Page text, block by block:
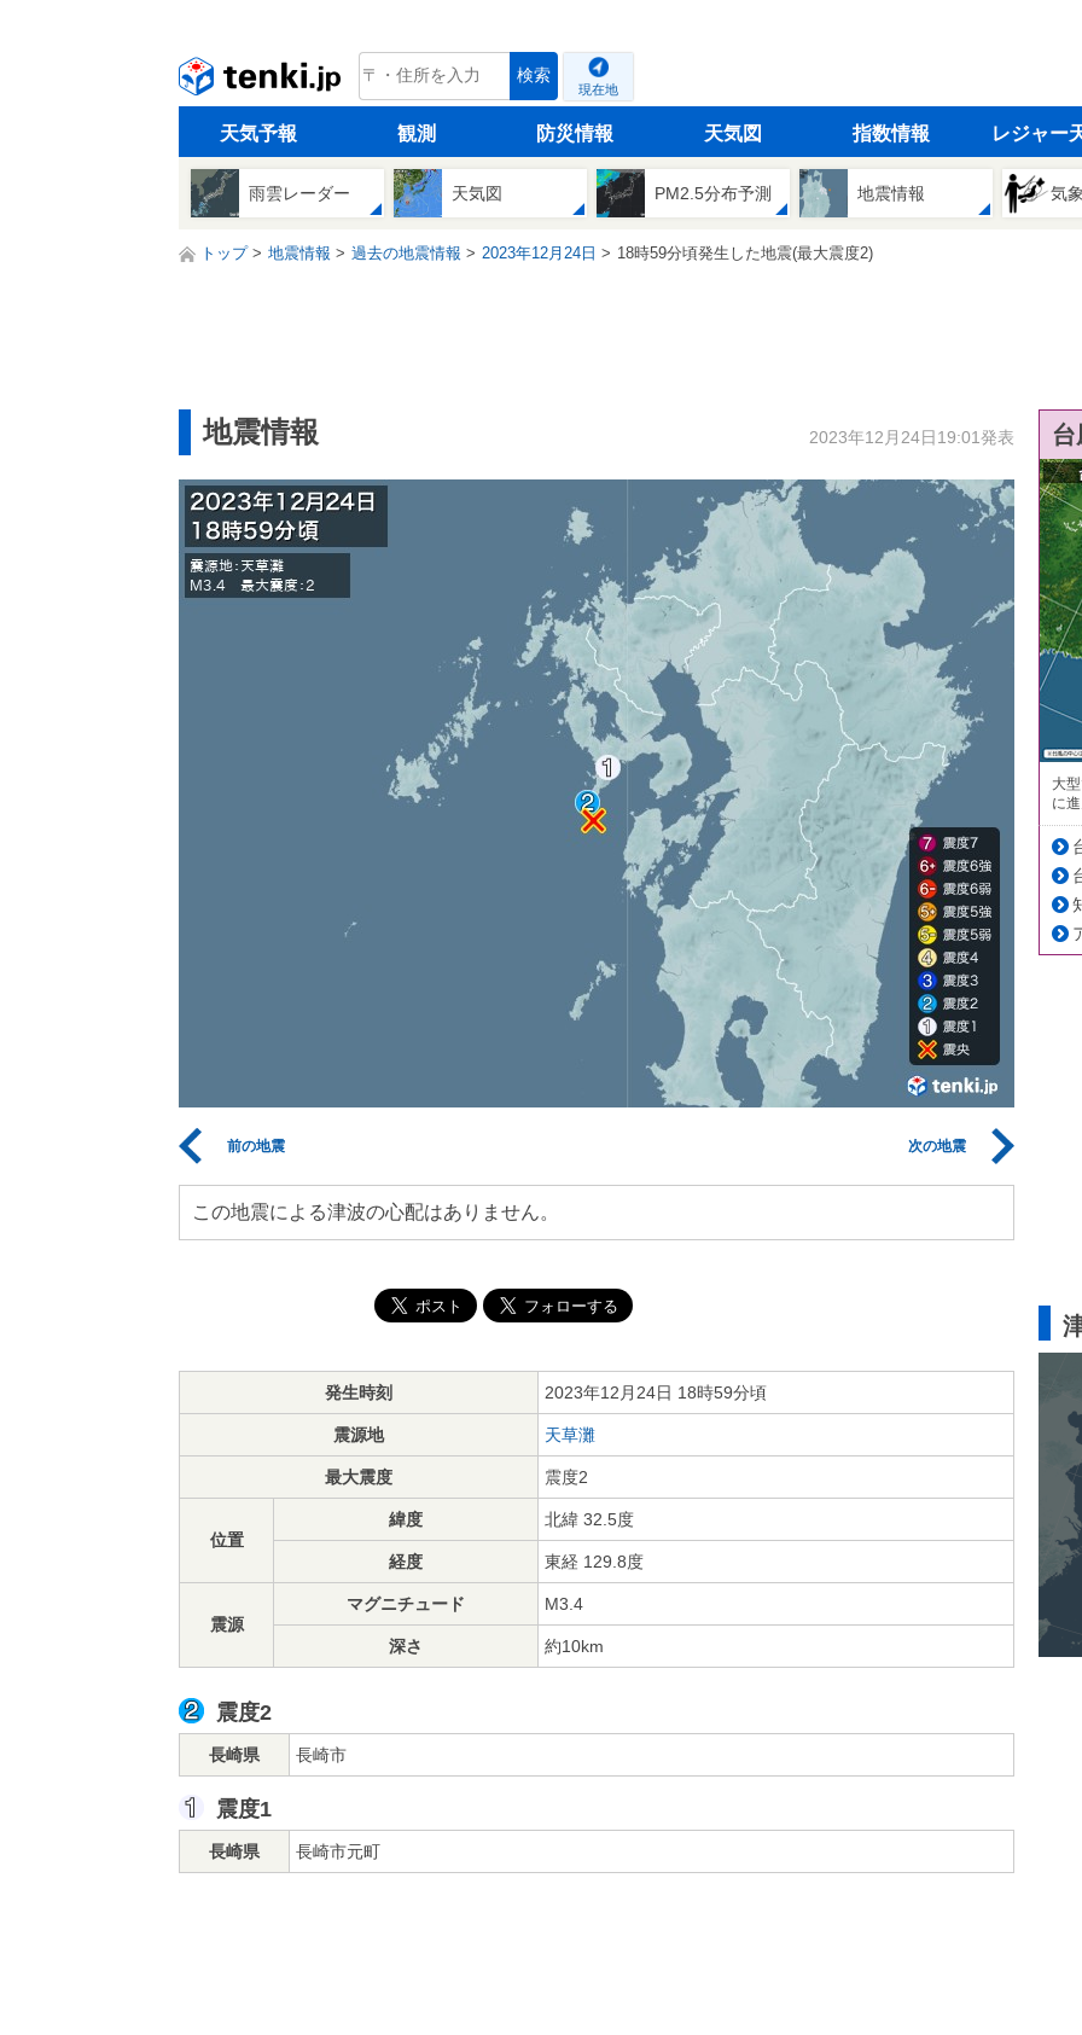
tenki.jp 検索
現在地
天気予報 観測 防災情報 天気図 指数情報 レジャー
雨雲レーダー 天気図 PM2.5分布予測 地震情報 気
トップ 地震情報 過去の地震情報 2023年12月24日 18時59分頃発生した地震(最大震度2)
地震情報 2023年12月24日19:01発表
前の地震 次の地震
この地震による津波の心配はありません。
発生時刻 2023年12月24日 18時59分頃
震源地 天草灘
最大震度 震度2
位置
緯度 北緯 32.5度
経度 東経 129.8度
震源
マグニチュード M3.4
深さ 約10km
震度2
長崎県 長崎市
震度1
長崎県 長崎市元町
大
に